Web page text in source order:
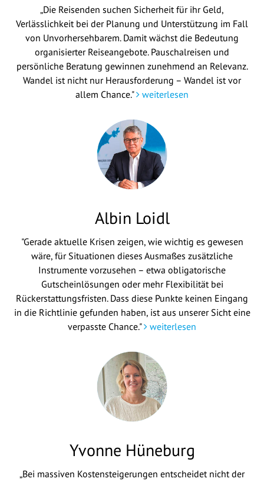
„Die Reisenden suchen Sicherheit für ihr Geld,
Verlässlichkeit bei der Planung und Unterstützung im Fall
von Unvorhersehbarem. Damit wächst die Bedeutung
organisierter Reiseangebote. Pauschalreisen und
persönliche Beratung gewinnen zunehmend an Relevanz.
Wandel ist nicht nur Herausforderung – Wandel ist vor
allem Chance."
weiterlesen
Albin Loidl
"Gerade aktuelle Krisen zeigen, wie wichtig es gewesen
wäre, für Situationen dieses Ausmaßes zusätzliche
Instrumente vorzusehen – etwa obligatorische
Gutscheinlösungen oder mehr Flexibilität bei
Rückerstattungsfristen. Dass diese Punkte keinen Eingang
in die Richtlinie gefunden haben, ist aus unserer Sicht eine
verpasste Chance."
weiterlesen
Yvonne Hüneburg
„Bei massiven Kostensteigerungen entscheidet nicht der